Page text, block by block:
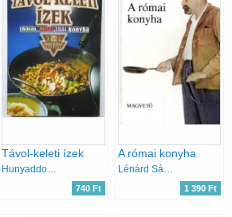
Távol-keleti ízek
Hunyaddobrai Csaba
740 Ft
A római konyha
Lénárd Sándor
1 390 Ft